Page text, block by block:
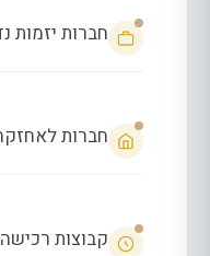
חברות יזמות
חברות
קבוצות